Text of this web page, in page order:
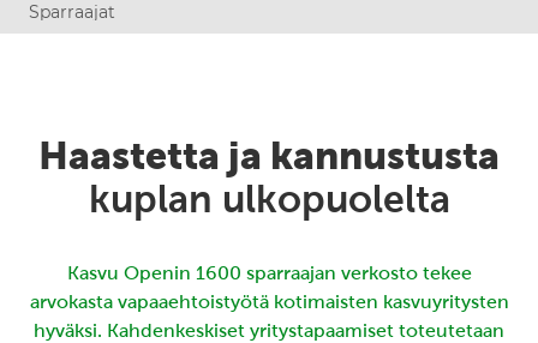
Sparraajat
Haastetta ja kannustusta
kuplan ulkopuolelta
Kasvu Openin 1600 sparraajan verkosto tekee
arvokasta vapaaehtoistyötä kotimaisten kasvuyritysten
hyväksi. Kahdenkeskiset yritystapaamiset toteutetaan